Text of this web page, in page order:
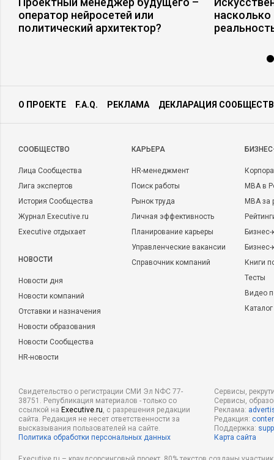
оператор нейросетей или
политический архитектор?
О ПРОЕКТЕ F.A.Q. РЕКЛАМА ДЕКЛАРАЦИЯ
CООБЩЕСТВО
Лица Сообщества
Лига экспертов
История Сообщества
Журнал Executive.ru
Executive отдыхает
НОВОСТИ
Новости дня
Новости компаний
Отставки и назначения
Новости образования
Новости Сообщества
HR-новости
КАРЬЕРА
HR-менеджмент
Поиск работы
Рынок труда
Личная эффективность
Планирование карьеры
Управленческие вакансии
Справочник компаний
MBA в
MBA
Бизнес-
Книги
Тесты
Видео
Свидетельство о регистрации СМИ Эл NФС 77-
38751. Републикация материалов - только со
ссылкой на Executive.ru, с разрешения редакции
сайта. Редакция не несет ответственности за
высказывания пользователей на сайте.
Политика обработки персональных данных
Сервисы,
Сервисы,
Реклама:
Редакция:
Поддержка:
Карта сайта